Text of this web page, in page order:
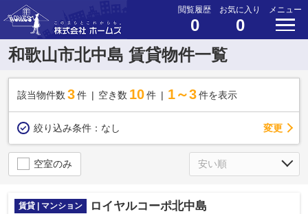
閲覧履歴
0
お気に入り
0
メニュー
和歌山市北中島 賃貸物件一覧
該当物件数 3件 空き数 10 件 1～3 件を表示
絞り込み条件： なし 変更
空室のみ
賃貸 | マンション ロイヤルコーポ北中島